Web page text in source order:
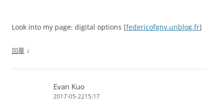
Look into my page: digital options [federicofgnv.unblog.fr]
回覆 ↓
Evan Kuo
2017-05-2215:17